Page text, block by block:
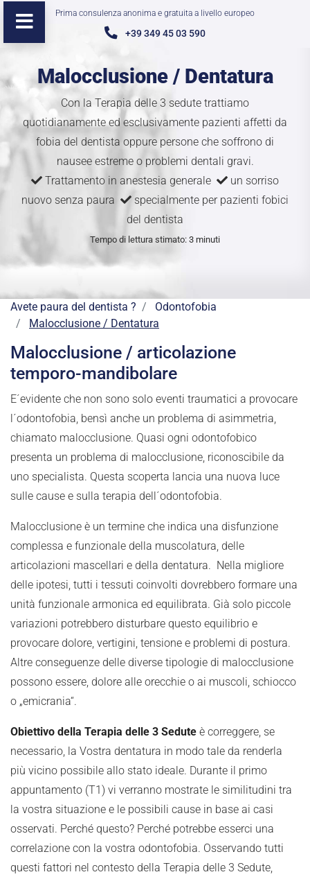
Prima consulenza anonima e gratuita a livello europeo
+39 349 45 03 590
Malocclusione / Dentatura
Con la Terapia delle 3 sedute trattiamo
quotidianamente ed esclusivamente pazienti affetti da
fobia del dentista oppure persone che soffrono di
nausee estreme o problemi dentali gravi.
Trattamento in anestesia generale
un sorriso
nuovo senza paura
specialmente per pazienti fobici
del dentista
Tempo di lettura stimato: 3 minuti
Avete paura del dentista ?
Odontofobia
Malocclusione / Dentatura
Malocclusione / articolazione
temporo-mandibolare
E´evidente che non sono solo eventi traumatici a provocare
l´odontofobia, bensì anche un problema di asimmetria,
chiamato malocclusione. Quasi ogni odontofobico
presenta un problema di malocclusione, riconoscibile da
uno specialista. Questa scoperta lancia una nuova luce
sulle cause e sulla terapia dell´odontofobia.
Malocclusione è un termine che indica una disfunzione
complessa e funzionale della muscolatura, delle
articolazioni mascellari e della dentatura. Nella migliore
delle ipotesi, tutti i tessuti coinvolti dovrebbero formare una
unità funzionale armonica ed equilibrata. Già solo piccole
variazioni potrebbero disturbare questo equilibrio e
provocare dolore, vertigini, tensione e problemi di postura.
Altre conseguenze delle diverse tipologie di malocclusione
possono essere, dolore alle orecchie o ai muscoli, schiocco
o „emicrania“.
Obiettivo della Terapia delle 3 Sedute è correggere, se
necessario, la Vostra dentatura in modo tale da renderla
più vicino possibile allo stato ideale. Durante il primo
appuntamento (T1) vi verranno mostrate le similitudini tra
la vostra situazione e le possibili cause in base ai casi
osservati. Perché questo? Perché potrebbe esserci una
correlazione con la vostra odontofobia. Osservando tutti
questi fattori nel contesto della Terapia delle 3 Sedute,